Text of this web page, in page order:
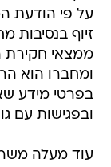
על פי הודעת
זיוף בנסיבות
ממצאי חקירת
ומחברו הוא
בפרטי מידע
ובפגישות עם
עוד מעלה